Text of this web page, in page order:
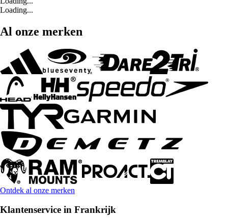
Loading...
Al onze merken
Ontdek al onze merken
Klantenservice in Frankrijk